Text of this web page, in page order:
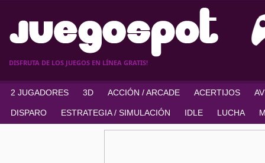
DISFRUTA DE LOS JUEGOS EN LÍNEA GRATIS!
2 JUGADORES 3D ACCIÓN / ARCADE ACERTIJOS
DISPARO ESTRATEGIA / SIMULACIÓN IDLE LUCHA